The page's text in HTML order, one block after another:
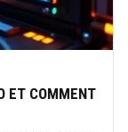
ET COMMENT